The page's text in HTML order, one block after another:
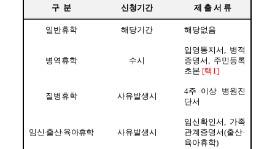
구  분 신청기간 제 출 서 류
일반휴학 해당기간 해당없음
병역휴학 수시
입영통지서
병적
증명서
주민등록
초본 [택 1]
질병휴학 사유발생시
4주 이상 병원진
단서
임신·출산·육아휴학 사유발생시
임신확인서
가족
관계증명서(출산·
육아휴학)